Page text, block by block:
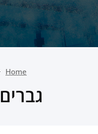
Home
גברים 50 מ' גב